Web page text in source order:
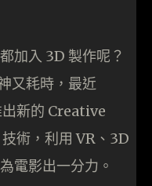
加入 3D 製作呢？
又耗時，最近
新的 Creative
術，利用 VR、3D
電影出一分力。